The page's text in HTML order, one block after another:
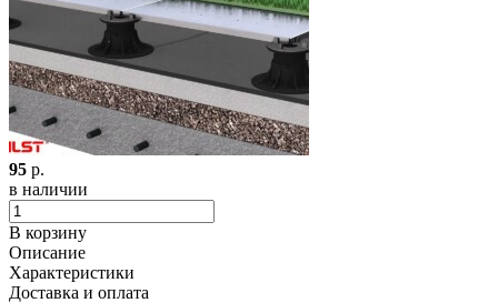
95 р.
в наличии
В корзину
Описание
Характеристики
Доставка и оплата